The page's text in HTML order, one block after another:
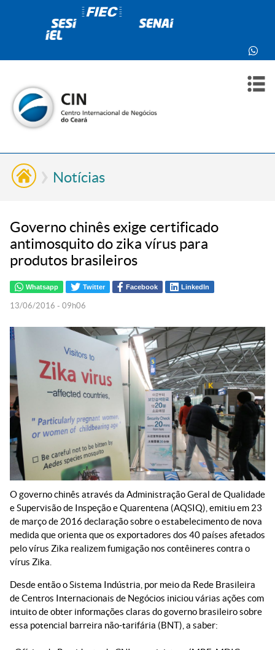
Notícias
Governo chinês exige certificado
antimosquito do zika vírus para
produtos brasileiros
Whatsapp Twitter Facebook LinkedIn
13/06/2016 - 09h06
O governo chinês através da Administração Geral de Qualidade
e Supervisão de Inspeção e Quarentena (AQSIQ), emitiu em 23
de março de 2016 declaração sobre o estabelecimento de nova
medida que orienta que os exportadores dos 40 países afetados
pelo vírus Zika realizem fumigação nos contêineres contra o
vírus Zika.
Desde então o Sistema Indústria, por meio da Rede Brasileira
de Centros Internacionais de Negócios iniciou várias ações com
intuito de obter informações claras do governo brasileiro sobre
essa potencial barreira não-tarifária (BNT), a saber: